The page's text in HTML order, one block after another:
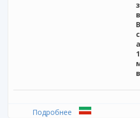
Подробнее о Вебинар «Моя